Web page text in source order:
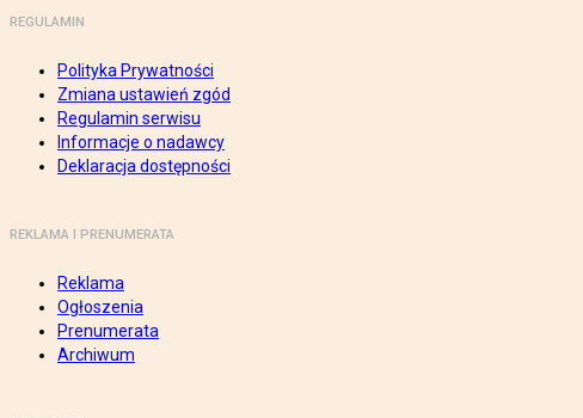
REGULAMIN
Polityka Prywatności
Zmiana ustawień zgód
Regulamin serwisu
Informacje o nadawcy
Deklaracja dostępności
REKLAMA I PRENUMERATA
Reklama
Ogłoszenia
Prenumerata
Archiwum